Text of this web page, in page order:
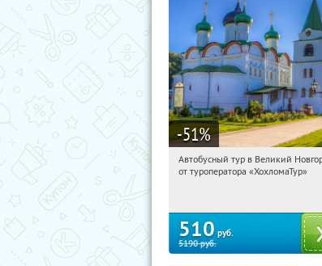
-51%
05:40:56
Автобусный тур в Великий
от туроператора «ХохломаТур»
510 руб.
5190руб.